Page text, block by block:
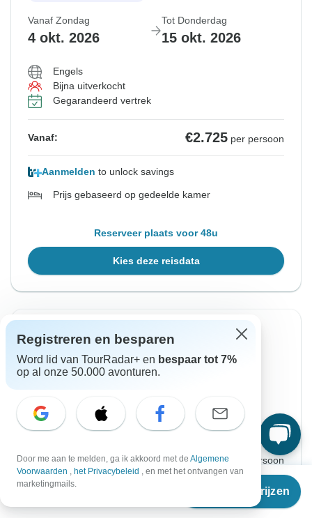
Vanaf €3.030
Reisdata & prijzen
Vanaf Zondag
4 okt. 2026
Tot Donderdag
15 okt. 2026
Engels
Bijna uitverkocht
Gegarandeerd vertrek
Vanaf: €2.725 per persoon
Aanmelden to unlock savings
Prijs gebaseerd op gedeelde kamer
Reserveer plaats voor 48u
Kies deze reisdata
Vanaf Zondag
28 mrt. 2027
Tot Donderdag
Engels
Gegarandeerd vertrek
Vanaf: €3.030€2.545 per persoon
Registreren en besparen
Word lid van TourRadar+ en bespaar tot 7%
op al onze 50.000 avonturen.
Door me aan te melden, ga ik akkoord met de Algemene
Voorwaarden , het Privacybeleid , en met het ontvangen van
marketingmails.